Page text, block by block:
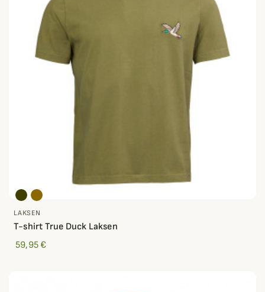
LAKSEN
T-shirt True Duck Laksen
59,95 €